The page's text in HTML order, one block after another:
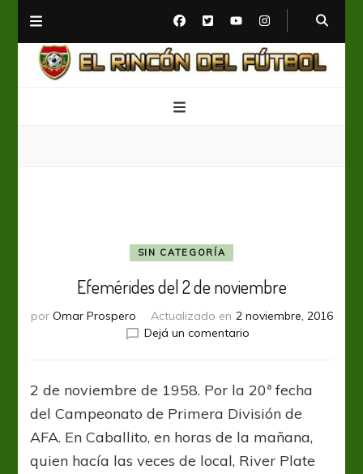
SIN CATEGORÍA
Efemérides del 2 de noviembre
por Omar Prospero Actualizado en 2 noviembre, 2016
Dejá un comentarioen
2
de
noviembre
2 de noviembre de 1958. Por la 20ª fecha
del Campeonato de Primera División de
AFA. En Caballito, en horas de la mañana,
quien hacía las veces de local, River Plate